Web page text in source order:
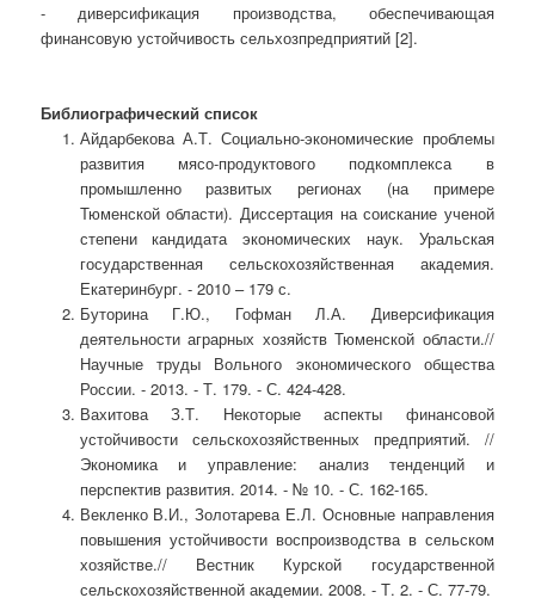
- диверсификация производства, обеспечивающая
финансовую устойчивость сельхозпредприятий [2].
Библиографический список
Айдарбекова А.Т. Социально-экономические проблемы
развития мясо-продуктового подкомплекса в
промышленно развитых регионах (на примере
Тюменской области). Диссертация на соискание ученой
степени кандидата экономических наук. Уральская
государственная сельскохозяйственная академия.
Екатеринбург. - 2010 – 179 с.
Буторина Г.Ю., Гофман Л.А. Диверсификация
деятельности аграрных хозяйств Тюменской области.//
Научные труды Вольного экономического общества
России. - 2013. - Т. 179. - С. 424-428.
Вахитова З.Т. Некоторые аспекты финансовой
устойчивости сельскохозяйственных предприятий. //
Экономика и управление: анализ тенденций и
перспектив развития. 2014. - № 10. - С. 162-165.
Векленко В.И., Золотарева Е.Л. Основные направления
повышения устойчивости воспроизводства в сельском
хозяйстве.// Вестник Курской государственной
сельскохозяйственной академии. 2008. - Т. 2. - С. 77-79.